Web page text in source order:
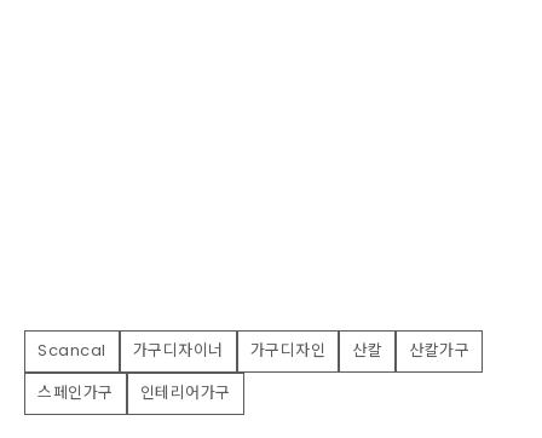
Scancal 가구디자이너 가구디자인 산칼
산칼가구
스페인가구
인테리어가구